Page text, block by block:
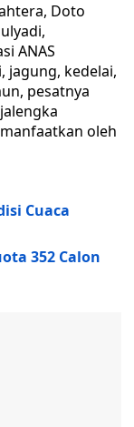
Doto
ANAS
jagung, kedelai,
pesatnya
oleh
Cuaca
352 Calon